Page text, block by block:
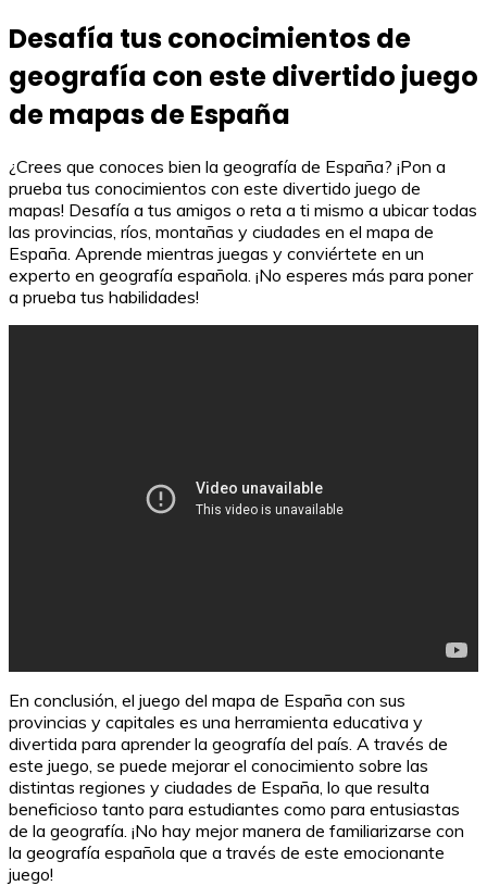
Desafía tus conocimientos de
geografía con este divertido juego
de mapas de España
¿Crees que conoces bien la geografía de España? ¡Pon a
prueba tus conocimientos con este divertido juego de
mapas! Desafía a tus amigos o reta a ti mismo a ubicar todas
las provincias, ríos, montañas y ciudades en el mapa de
España. Aprende mientras juegas y conviértete en un
experto en geografía española. ¡No esperes más para poner
a prueba tus habilidades!
En conclusión, el juego del mapa de España con sus
provincias y capitales es una herramienta educativa y
divertida para aprender la geografía del país. A través de
este juego, se puede mejorar el conocimiento sobre las
distintas regiones y ciudades de España, lo que resulta
beneficioso tanto para estudiantes como para entusiastas
de la geografía. ¡No hay mejor manera de familiarizarse con
la geografía española que a través de este emocionante
juego!